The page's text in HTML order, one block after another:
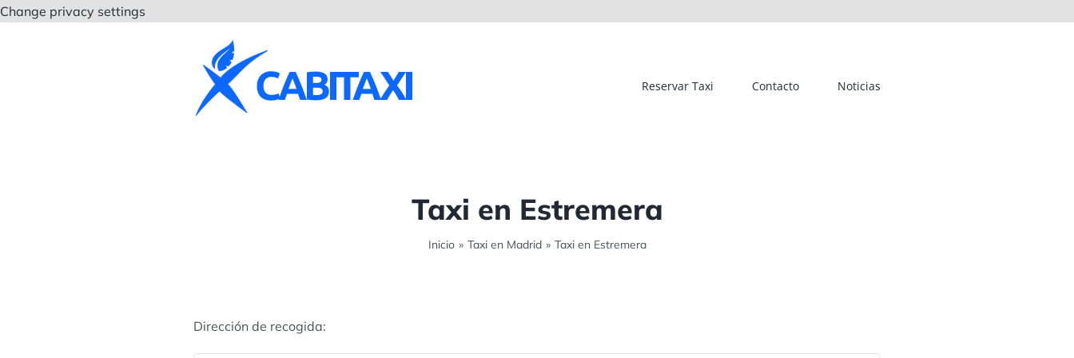
Change privacy settings
Reservar Taxi Contacto Noticias
Taxi en Estremera
Inicio » Taxi en Madrid » Taxi en Estremera
Dirección de recogida: